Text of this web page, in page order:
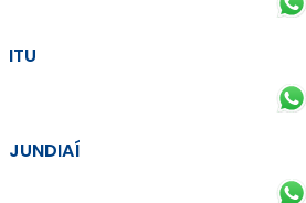
ITU
JUNDIAÍ